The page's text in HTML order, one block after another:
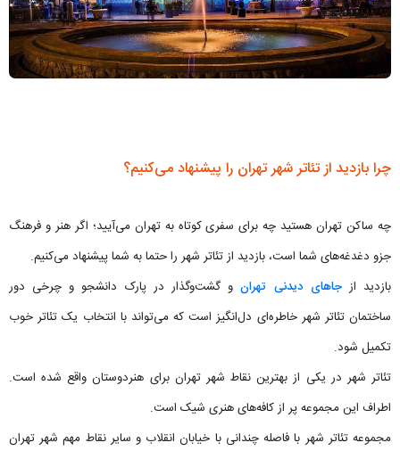
چرا بازدید از تئاتر شهر تهران را پیشنهاد می‌کنیم؟
چه ساکن تهران هستید چه برای سفری کوتاه به تهران می‌آیید؛ اگر هنر و فرهنگ
جزو دغدغه‌های شما است، بازدید از تئاتر شهر را حتما به شما پیشنهاد می‌کنیم.
بازدید ازجاهای دیدنی تهرانو گشت‌وگذار در پارک دانشجو و چرخی دور
ساختمان تئاتر شهر خاطره‌ای دل‌انگیز است که می‌تواند با انتخاب یک تئاتر خوب
تکمیل شود.
تئاتر شهر در یکی از بهترین نقاط شهر تهران برای هنردوستان واقع شده است.
اطراف این مجموعه پر از کافه‌های هنری شیک است.
مجموعه تئاتر شهر با فاصله چندانی با خیابان انقلاب و سایر نقاط مهم شهر تهران